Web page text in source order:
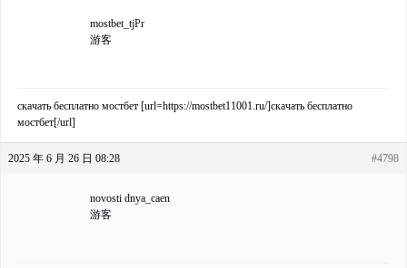
mostbet_tjPr
游客
скачать бесплатно мостбет [url=https://mostbet11001.ru/]скачать бесплатно
мостбет[/url]
2025 年 6 月 26 日 08:28 #4798
novosti dnya_caen
游客